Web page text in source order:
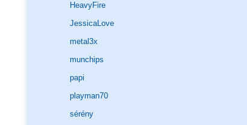
HeavyFire
JessicaLove
metal3x
munchips
papi
playman70
sérény